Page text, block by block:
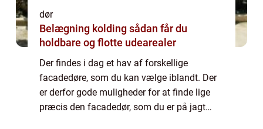
dør
Belægning kolding sådan får du
holdbare og flotte udearealer
Der findes i dag et hav af forskellige
facadedøre, som du kan vælge iblandt. Der
er derfor gode muligheder for at finde lige
præcis den facadedør, som du er på jagt